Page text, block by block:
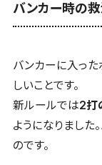
バンカー時の
バンカーに入っ
しいことです。
新ルールでは2打
ようになりました
のです。